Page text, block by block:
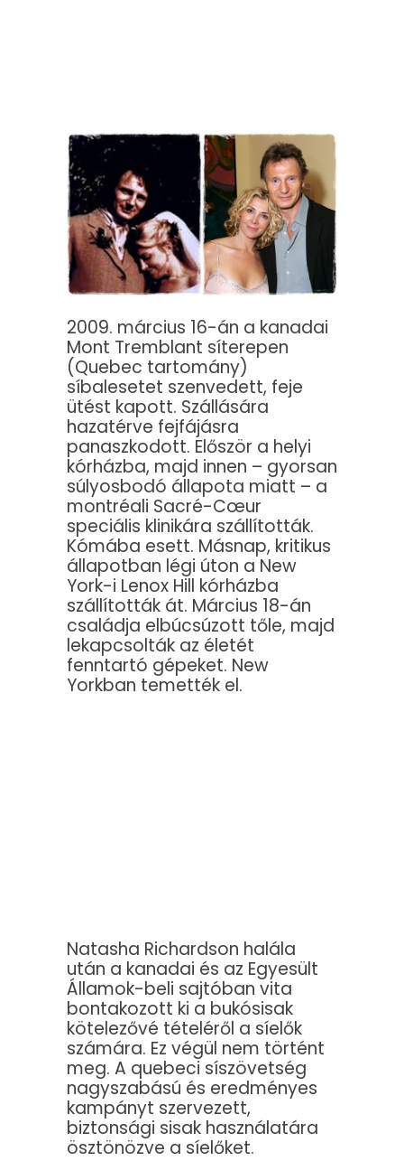
2009. március 16-án a kanadai
Mont Tremblant síterepen
(Quebec tartomány)
síbalesetet szenvedett, feje
ütést kapott. Szállására
hazatérve fejfájásra
panaszkodott. Először a helyi
kórházba, majd innen – gyorsan
súlyosbodó állapota miatt – a
montréali Sacré-Cœur
speciális klinikára szállították.
Kómába esett. Másnap, kritikus
állapotban légi úton a New
York-i Lenox Hill kórházba
szállították át. Március 18-án
családja elbúcsúzott tőle, majd
lekapcsolták az életét
fenntartó gépeket. New
Yorkban temették el.
Natasha Richardson halála
után a kanadai és az Egyesült
Államok-beli sajtóban vita
bontakozott ki a bukósisak
kötelezővé tételéről a síelők
számára. Ez végül nem történt
meg. A quebeci síszövetség
nagyszabású és eredményes
kampányt szervezett,
biztonsági sisak használatára
ösztönözve a síelőket.